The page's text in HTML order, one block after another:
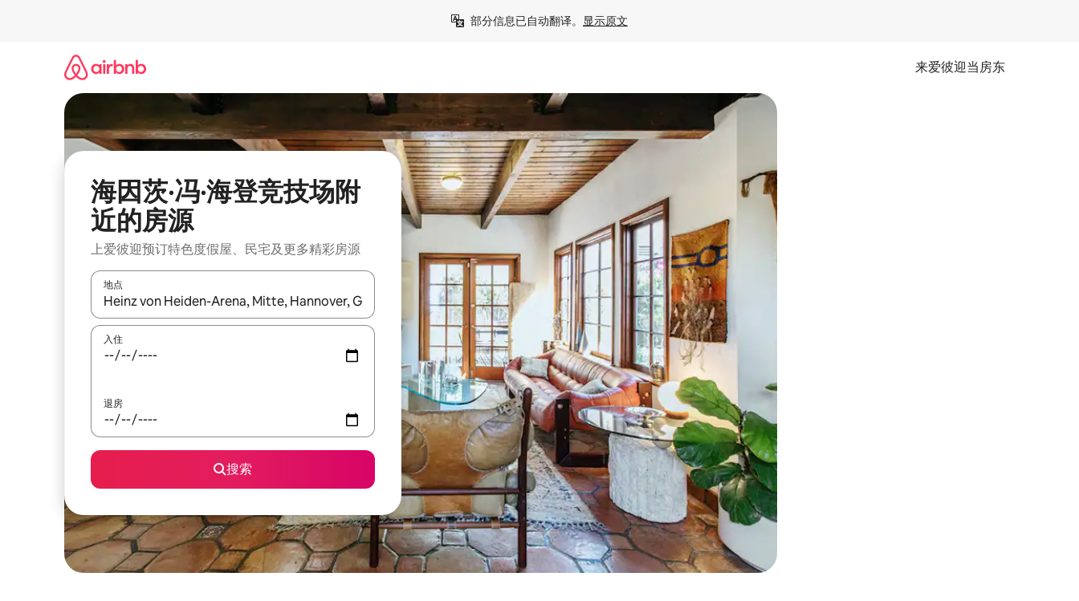
部分信息已自动翻译。 显示原文
来爱彼迎当房东
海因茨·冯·海登竞技场附
近的房源
上爱彼迎预订特色度假屋、民宅及更多精彩房源
地点
如有搜索结果，请使用上下方向键查看，或通过点击或滑动手势浏览。
入住
退房
搜索